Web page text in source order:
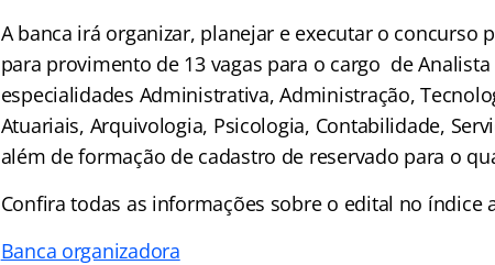
A banca irá organizar, planejar e executar o concurso
para provimento de 13 vagas para o cargo de
especialidades Administrativa, Administração,
Atuariais, Arquivologia, Psicologia, Contabilidade,
além de formação de cadastro de reservado para o
Confira todas as informações sobre o edital no índice
Banca organizadora